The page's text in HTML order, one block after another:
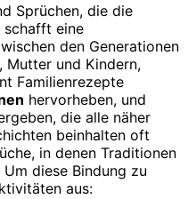
Sprüchen, die die
schafft eine
den Generationen
Mutter und Kindern,
Familienrezepte
hervorheben, und
die alle näher
beinhalten oft
in denen Traditionen
diese Bindung zu
aus: